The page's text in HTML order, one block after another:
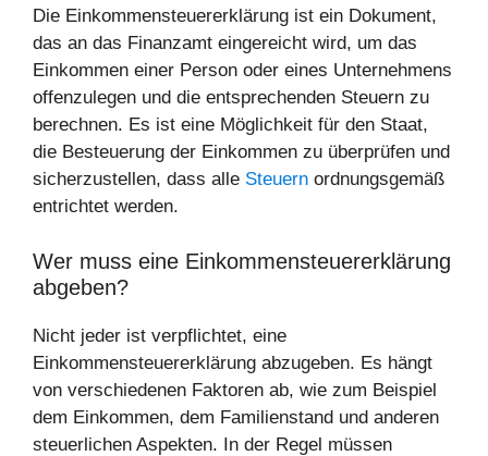
Die Einkommensteuererklärung ist ein Dokument,
das an das Finanzamt eingereicht wird, um das
Einkommen einer Person oder eines Unternehmens
offenzulegen und die entsprechenden Steuern zu
berechnen. Es ist eine Möglichkeit für den Staat,
die Besteuerung der Einkommen zu überprüfen und
sicherzustellen, dass alle Steuern ordnungsgemäß
entrichtet werden.
Wer muss eine Einkommensteuererklärung
abgeben?
Nicht jeder ist verpflichtet, eine
Einkommensteuererklärung abzugeben. Es hängt
von verschiedenen Faktoren ab, wie zum Beispiel
dem Einkommen, dem Familienstand und anderen
steuerlichen Aspekten. In der Regel müssen